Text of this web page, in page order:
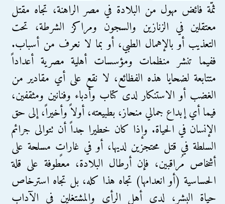
ثمّة فائض مهول من البلادة في مصر الراهنة، تجاه مقتل
معتقلين في الزنازين والسجون ومراكز الشرطة، تحت
التعذيب أو بالإهمال الطبي، أو بما لا نعرف من أسباب.
ففيما تنشر منظمات ومؤسسات أهلية مصرية أعداداً
متتابعة لضحايا هذه الفظائع، لا نقع على أي مقادير من
الغضب أو الاستنكار لدى كتاب وأدباء وفنانين ومثقفين،
فيما أي إبداع جمالي منحاز، بطبيعته، أولاً وأخيراً، إلى حق
الإنسان في الحياة. وإذا كان خطيرا جداً أن تتوالى جرائم
السلطة في قتل محتجزين لديها، أو في غاراتٍ مسلحة على
أشخاص مُراقبين، فإن أرطال البلادة، معطوفة على قلة
الحساسية (أو انعدامها) تجاه هذا كله، بل تجاه استرخاص
حياة البشر، لدى أهل الرأي والمشتغلين في الآداب